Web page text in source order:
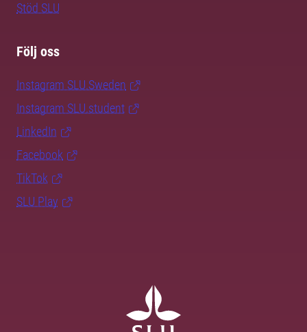
Stöd SLU
Följ oss
Instagram SLU.Sweden
Instagram SLU.student
LinkedIn
Facebook
TikTok
SLU Play